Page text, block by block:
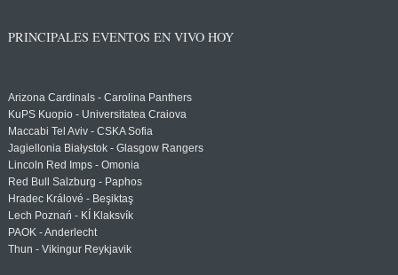
PRINCIPALES EVENTOS EN VIVO HOY
Arizona Cardinals - Carolina Panthers
KuPS Kuopio - Universitatea Craiova
Maccabi Tel Aviv - CSKA Sofia
Jagiellonia Białystok - Glasgow Rangers
Lincoln Red Imps - Omonia
Red Bull Salzburg - Paphos
Hradec Králové - Beşiktaş
Lech Poznań - KÍ Klaksvík
PAOK - Anderlecht
Thun - Vikingur Reykjavik